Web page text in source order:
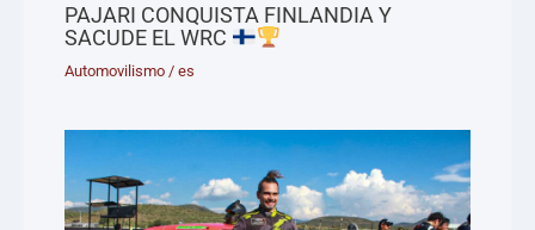
PAJARI CONQUISTA FINLANDIA Y
SACUDE EL WRC
Automovilismo /es